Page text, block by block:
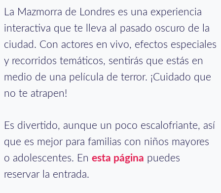
La Mazmorra de Londres es una experiencia
interactiva que te lleva al pasado oscuro de la
ciudad. Con actores en vivo, efectos especiales
y recorridos temáticos, sentirás que estás en
medio de una película de terror. ¡Cuidado que
no te atrapen!
Es divertido, aunque un poco escalofriante, así
que es mejor para familias con niños mayores
o adolescentes. En esta página puedes
reservar la entrada.